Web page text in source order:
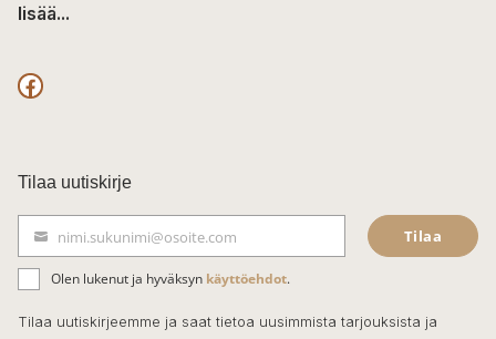
lisää...
F
c
e
b
o
o
Tilaa uutiskirje
ä
h
k
nimi.sukunimi@osoite.com Tilaa
Olen lukenut ja hyväksyn käyttöehdot.
Tilaa uutiskirjeemme ja saat tietoa uusimmista tarjouksista ja